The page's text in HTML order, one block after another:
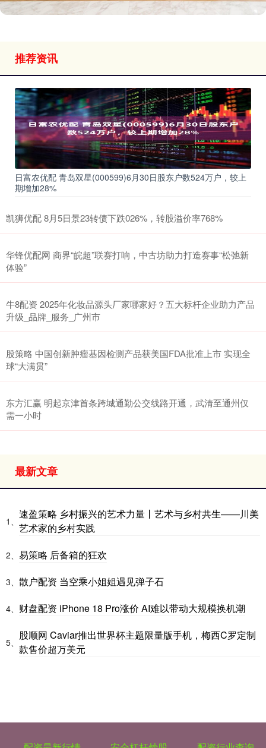
推荐资讯
日富农优配 青岛双星(000599)6月30日股东户数524万户，较上
期增加28%
凯狮优配 8月5日景23转债下跌026%，转股溢价率768%
华锋优配网 商界“皖超”联赛打响，中古坊助力打造赛事“松弛新
体验”
牛8配资 2025年化妆品源头厂家哪家好？五大标杆企业助力产品
升级_品牌_服务_广州市
股策略 中国创新肿瘤基因检测产品获美国FDA批准上市 实现全
球“大满贯”
东方汇赢 明起京津首条跨城通勤公交线路开通，武清至通州仅
需一小时
最新文章
1、
速盈策略 乡村振兴的艺术力量丨艺术与乡村共生——川美
艺术家的乡村实践
2、 易策略 后备箱的狂欢
3、 散户配资 当空乘小姐姐遇见弹子石
4、 财盘配资 iPhone 18 Pro涨价 AI难以带动大规模换机潮
5、
股顺网 Caviar推出世界杯主题限量版手机，梅西C罗定制
款售价超万美元